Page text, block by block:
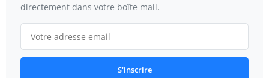
directement dans votre boîte mail.
S'inscrire